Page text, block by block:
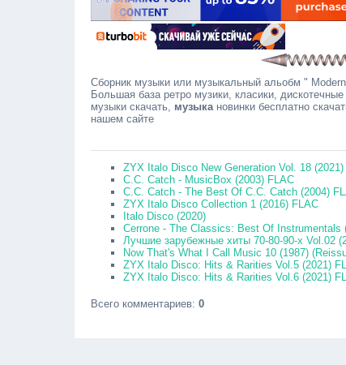
Сборник музыки или музыкальный альобм "
Большая база ретро музики, класики,
музыки скачать, музыкановинки бесплатно
нашем сайте
ZYX Italo Disco New Generation Vol. 18
C.C. Catch - MusicBox (2003) FLAC
C.C. Catch - The Best Of C.C. Catch (2004)
ZYX Italo Disco Collection 1 (2016) FLAC
Italo Disco (2020)
Cerrone - The Classics: Best Of Instrumentals
Лучшие зарубежные хиты 70-80-90-х Vol.02
Now That's What I Call Music 10 (1987)
ZYX Italo Disco: Hits & Rarities Vol.5 (2021)
ZYX Italo Disco: Hits & Rarities Vol.6 (2021)
Всего комментариев: 0